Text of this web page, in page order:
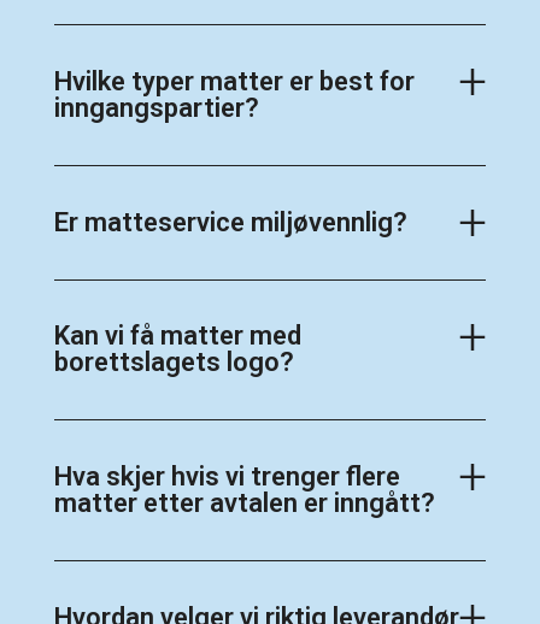
Hvilke typer matter er best for
inngangspartier?
Er matteservice miljøvennlig?
Kan vi få matter med
borettslagets logo?
Hva skjer hvis vi trenger flere
matter etter avtalen er inngått?
Hvordan velger vi riktig leverandør